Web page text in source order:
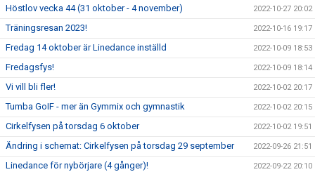
Höstlov vecka 44 (31 oktober - 4 november) 2022-10-27 20:02
Träningsresan 2023! 2022-10-16 19:17
Fredag 14 oktober är Linedance inställd 2022-10-09 18:53
Fredagsfys! 2022-10-09 18:14
Vi vill bli fler! 2022-10-02 20:17
Tumba GoIF - mer än Gymmix och gymnastik 2022-10-02 20:15
Cirkelfysen på torsdag 6 oktober 2022-10-02 19:51
Ändring i schemat: Cirkelfysen på torsdag 29 september 2022-09-26 21:51
Linedance för nybörjare (4 gånger)! 2022-09-22 20:10